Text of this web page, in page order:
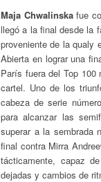
Maja Chwalinskafue
llegó a la final desde la
proveniente de la qualy
Abierta en lograr una
París fuera del Top
cartel. Uno de los
cabeza de serie
para alcanzar las
superar a la sembrada
final contra Mirra
tácticamente, capaz
dejadas y cambios de